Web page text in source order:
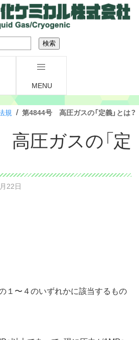
MENU
規 / 第4844号 高圧ガスの「定義」とは？
圧ガスの「定
22日
１〜４のいずれかに該当するもの